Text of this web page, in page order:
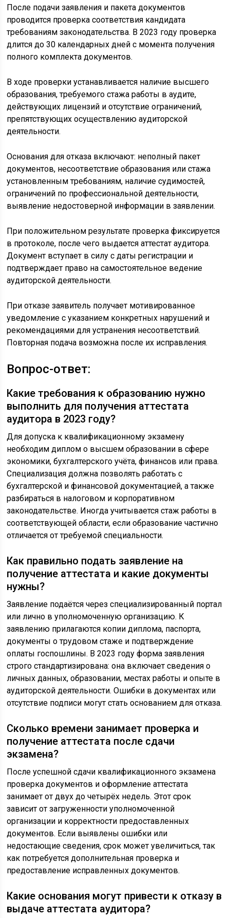
После подачи заявления и пакета документов
проводится проверка соответствия кандидата
требованиям законодательства. В 2023 году проверка
длится до 30 календарных дней с момента получения
полного комплекта документов.
В ходе проверки устанавливается наличие высшего
образования, требуемого стажа работы в аудите,
действующих лицензий и отсутствие ограничений,
препятствующих осуществлению аудиторской
деятельности.
Основания для отказа включают: неполный пакет
документов, несоответствие образования или стажа
установленным требованиям, наличие судимостей,
ограничений по профессиональной деятельности,
выявление недостоверной информации в заявлении.
При положительном результате проверка фиксируется
в протоколе, после чего выдается аттестат аудитора.
Документ вступает в силу с даты регистрации и
подтверждает право на самостоятельное ведение
аудиторской деятельности.
При отказе заявитель получает мотивированное
уведомление с указанием конкретных нарушений и
рекомендациями для устранения несоответствий.
Повторная подача возможна после их исправления.
Вопрос-ответ:
Какие требования к образованию нужно
выполнить для получения аттестата
аудитора в 2023 году?
Для допуска к квалификационному экзамену
необходим диплом о высшем образовании в сфере
экономики, бухгалтерского учёта, финансов или права.
Специализация должна позволять работать с
бухгалтерской и финансовой документацией, а также
разбираться в налоговом и корпоративном
законодательстве. Иногда учитывается стаж работы в
соответствующей области, если образование частично
отличается от требуемой специальности.
Как правильно подать заявление на
получение аттестата и какие документы
нужны?
Заявление подаётся через специализированный портал
или лично в уполномоченную организацию. К
заявлению прилагаются копии диплома, паспорта,
документы о трудовом стаже и подтверждение
оплаты госпошлины. В 2023 году форма заявления
строго стандартизирована: она включает сведения о
личных данных, образовании, местах работы и опыте в
аудиторской деятельности. Ошибки в документах или
отсутствие подписи могут стать основанием для отказа.
Сколько времени занимает проверка и
получение аттестата после сдачи
экзамена?
После успешной сдачи квалификационного экзамена
проверка документов и оформление аттестата
занимает от двух до четырёх недель. Этот срок
зависит от загруженности уполномоченной
организации и корректности предоставленных
документов. Если выявлены ошибки или
недостающие сведения, срок может увеличиться, так
как потребуется дополнительная проверка и
предоставление исправленных документов.
Какие основания могут привести к отказу в
выдаче аттестата аудитора?